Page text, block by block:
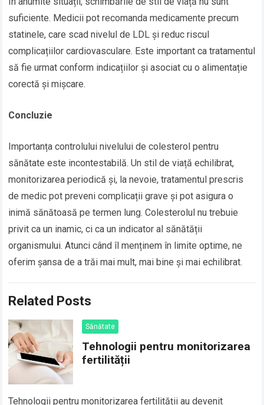
suficiente. Medicii pot recomanda medicamente precum
statinele, care scad nivelul de LDL și reduc riscul
complicațiilor cardiovasculare. Este important ca tratamentul
să fie urmat conform indicațiilor și asociat cu o alimentație
corectă și mișcare.
Concluzie
Importanța controlului nivelului de colesterol pentru
sănătate este incontestabilă. Un stil de viață echilibrat,
monitorizarea periodică și, la nevoie, tratamentul prescris
de medic pot preveni complicații grave și pot asigura o
inimă sănătoasă pe termen lung. Colesterolul nu trebuie
privit ca un inamic, ci ca un indicator al sănătății
organismului. Atunci când îl menținem în limite optime, ne
oferim șansa de a trăi mai mult, mai bine și mai echilibrat.
Related Posts
Sănătate
Tehnologii pentru monitorizarea
fertilității
Tehnologii pentru monitorizarea fertilității au devenit